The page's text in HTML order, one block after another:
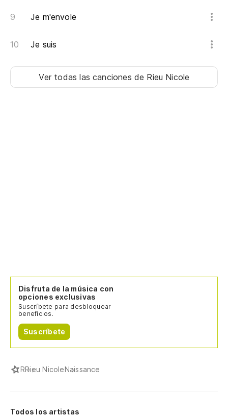
Je m'envole
Je suis
Ver todas las canciones de Rieu Nicole
Disfruta de la música con
opciones exclusivas
Suscríbete para desbloquear
beneficios.
Suscríbete
RRieu NicoleNaissance
Todos los artistas